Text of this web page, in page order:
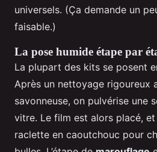
universels. (Ça demande un
faisable.)
La pose humide étape par
La plupart des kits se posent
Après un nettoyage rigoureux
savonneuse, on pulvérise une
vitre. Le film est alors placé,
raclette en caoutchouc pour